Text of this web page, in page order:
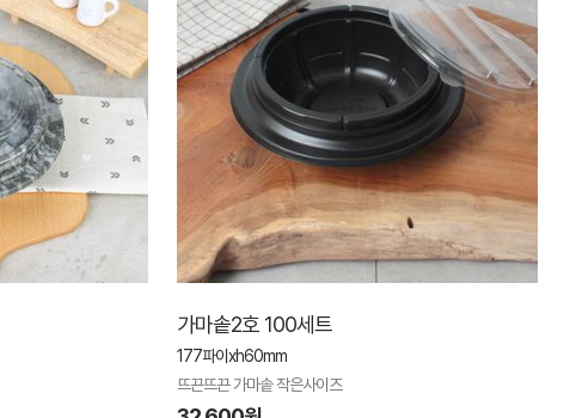
가마솥2호 100세트
177파이xh60mm
뜨끈뜨끈 가마솥 작은사이즈